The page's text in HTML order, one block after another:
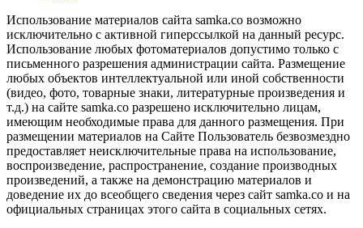
Использование материалов сайта samka.co возможно
исключительно с активной гиперссылкой на данный ресурс.
Использование любых фотоматериалов допустимо только с
письменного разрешения администрации сайта. Размещение
любых объектов интеллектуальной или иной собственности
(видео, фото, товарные знаки, литературные произведения и
т.д.) на сайте samka.co разрешено исключительно лицам,
имеющим необходимые права для данного размещения. При
размещении материалов на Сайте Пользователь безвозмездно
предоставляет неисключительные права на использование,
воспроизведение, распространение, создание производных
произведений, а также на демонстрацию материалов и
доведение их до всеобщего сведения через сайт samka.co и на
официальных страницах этого сайта в социальных сетях.